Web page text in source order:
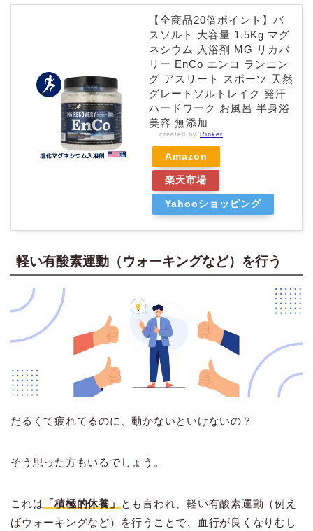
【全商品20倍ポイント】バ
スソルト 大容量 1.5Kg マグ
ネシウム 入浴剤 MG リカバ
リー EnCo エンコ ランニン
グ アスリート スポーツ 天然
グレートソルトレイク 発汗
ハードワーク お風呂 半身浴
美容 無添加
created by Rinker
Amazon
楽天市場
Yahooショッピング
軽い有酸素運動（ウォーキングなど）を行う
だるくて疲れてるのに、動かないといけないの？
そう思った方もいるでしょう。
これは 「積極的休養」
とも言われ、軽い有酸素運動（例え
ばウォーキングなど）を行うことで、血行が良くなりむし